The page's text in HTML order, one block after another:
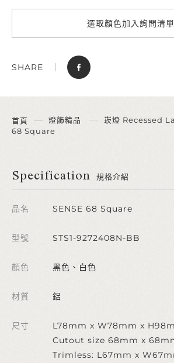
選取顏色加入詢問清單
SHARE
首頁 燈飾精品 崁燈 Recessed
68 Square
Specification 規格介紹
品名 SENSE 68 Square
型號 STS1-9272408N-BB
顏色 黑色、白色
材質 鋁
尺寸
L78mm x W78mm x
Cutout size 68mm x
Trimless: L67mm x